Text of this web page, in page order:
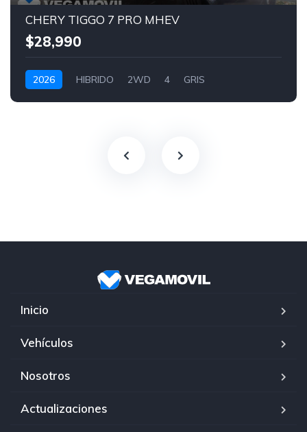
CHERY TIGGO 7 PRO MHEV
$28,990
2026 HIBRIDO 2WD 4 GRIS
Inicio
Vehículos
Nosotros
Actualizaciones